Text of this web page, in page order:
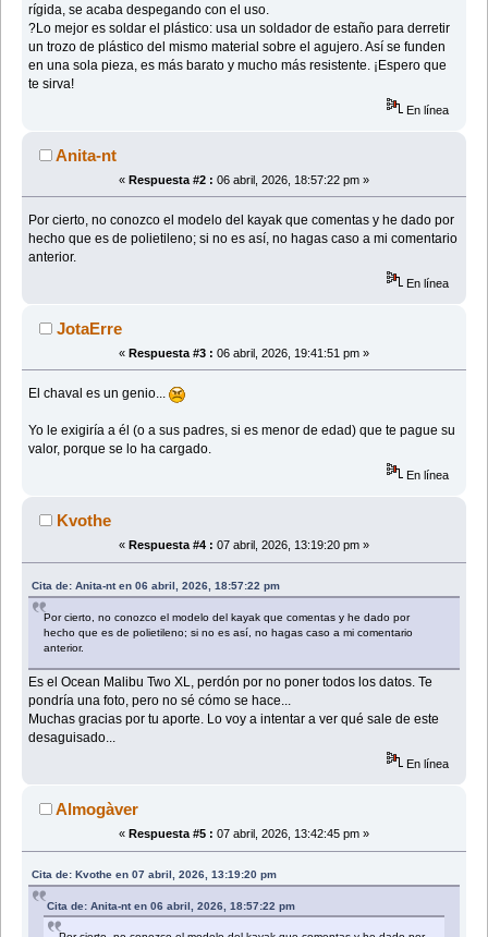
rígida, se acaba despegando con el uso.
?Lo mejor es soldar el plástico: usa un soldador de estaño para derretir
un trozo de plástico del mismo material sobre el agujero. Así se funden
en una sola pieza, es más barato y mucho más resistente. ¡Espero que
te sirva!
En línea
Anita-nt
« Respuesta #2 : 06 abril, 2026, 18:57:22 pm »
Por cierto, no conozco el modelo del kayak que comentas y he dado por
hecho que es de polietileno; si no es así, no hagas caso a mi comentario
anterior.
En línea
JotaErre
« Respuesta #3 : 06 abril, 2026, 19:41:51 pm »
El chaval es un genio...
Yo le exigiría a él (o a sus padres, si es menor de edad) que te pague su
valor, porque se lo ha cargado.
En línea
Kvothe
« Respuesta #4 : 07 abril, 2026, 13:19:20 pm »
Cita de: Anita-nt en 06 abril, 2026, 18:57:22 pm
Por cierto, no conozco el modelo del kayak que comentas y he dado por
hecho que es de polietileno; si no es así, no hagas caso a mi comentario
anterior.
Es el Ocean Malibu Two XL, perdón por no poner todos los datos. Te
pondría una foto, pero no sé cómo se hace...
Muchas gracias por tu aporte. Lo voy a intentar a ver qué sale de este
desaguisado...
En línea
Almogàver
« Respuesta #5 : 07 abril, 2026, 13:42:45 pm »
Cita de: Kvothe en 07 abril, 2026, 13:19:20 pm
Cita de: Anita-nt en 06 abril, 2026, 18:57:22 pm